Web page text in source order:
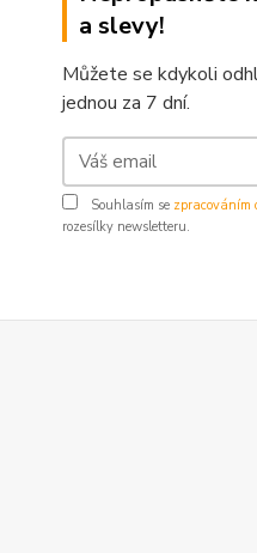
a slevy!
Můžete se kdykoli
jednou za 7 dní.
Souhlasím se zpracováním
rozesílky newsletteru.